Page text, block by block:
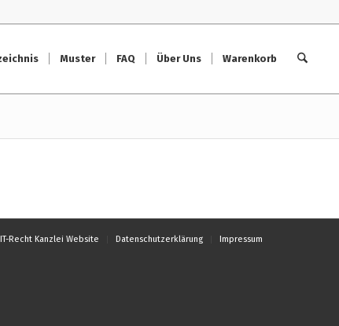
Muster FAQ Über Uns Warenkorb
IT-Recht Kanzlei Website Datenschutzerklärung Impressum